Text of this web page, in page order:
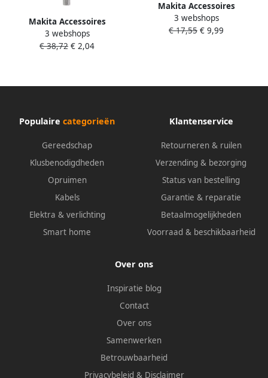
Makita Accessoires
Metaalboor HSS-tin 13
0x150mm D-15855
3 webshops
€ 38,72 € 2,04
Makita Accessoires
Schuurband K120 76x610
Red P-37356
3 webshops
€ 17,55 € 9,99
Populaire categorieën
Gereedschap
Klusbenodigdheden
Opruimen
Kabels
Elektra & verlichting
Smart home
Klantenservice
Retourneren & ruilen
Verzending & bezorging
Status van bestelling
Garantie & reparatie
Betaalmogelijkheden
Voorraad & beschikbaarheid
Over ons
Inspiratie blog
Contact
Over ons
Samenwerken
Betrouwbaarheid
Privacybeleid & Disclaimer